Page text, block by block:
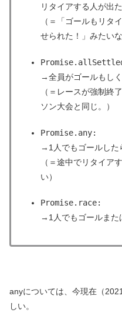
リタイアする人が出
（＝「ゴールもリタ
せられた！」みたい
→全員がゴールもし
（＝レースが強制終
ソン大会と同じ。）
Promise.any:
→1人でもゴールした
（＝途中でリタイア
い）
Promise.race:
→1人でもゴールまた
anyについては、今現在（
しい。